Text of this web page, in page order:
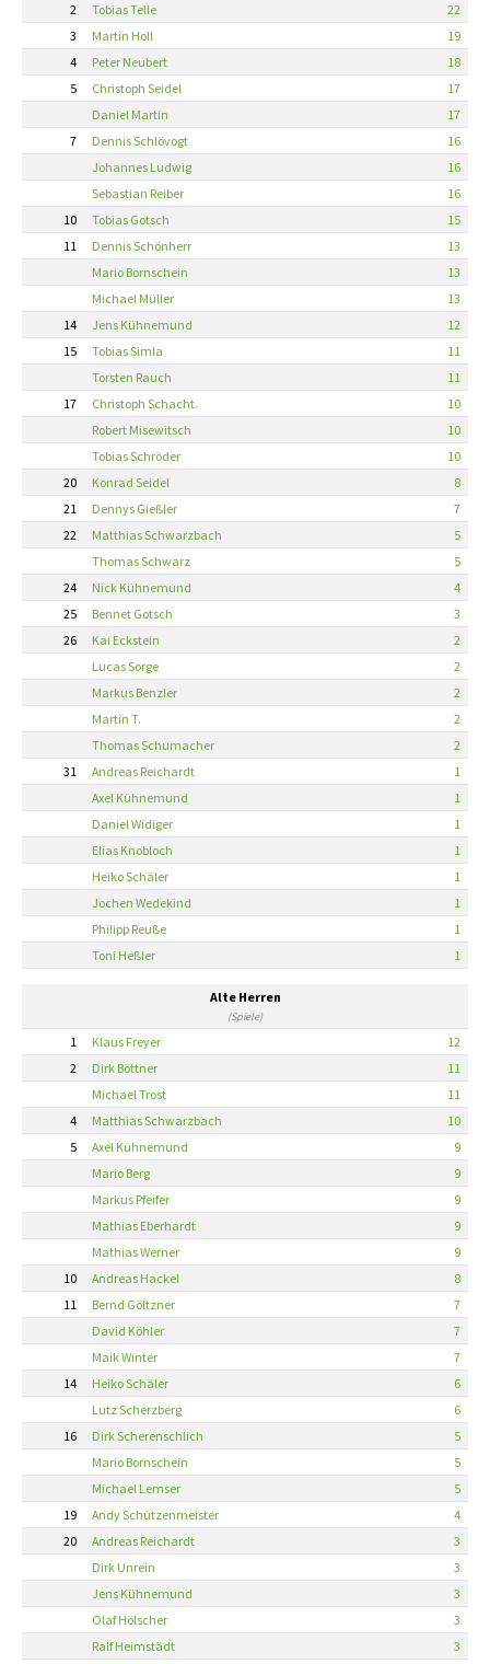
2
Tobias Telle
22
3
Martin Holl
19
4
Peter Neubert
18
5
Christoph Seidel
17
Daniel Martin
17
7
Dennis Schlövogt
16
Johannes Ludwig
16
Sebastian Reiber
16
10
Tobias Gotsch
15
11
Dennis Schönherr
13
Mario Bornschein
13
Michael Müller
13
14
Jens Kühnemund
12
15
Tobias Simla
11
Torsten Rauch
11
17
Christoph Schacht.
10
Robert Misewitsch
10
Tobias Schröder
10
20
Konrad Seidel
8
21
Dennys Gießler
7
22
Matthias Schwarzbach
5
Thomas Schwarz
5
24
Nick Kühnemund
4
25
Bennet Gotsch
3
26
Kai Eckstein
2
Lucas Sorge
2
Markus Benzler
2
Martin T.
2
Thomas Schumacher
2
31
Andreas Reichardt
1
Axel Kühnemund
1
Daniel Widiger
1
Elias Knobloch
1
Heiko Schäler
1
Jochen Wedekind
1
Philipp Reuße
1
Toni Heßler
1
Alte Herren
(Spiele)
1 Klaus Freyer
12
2
Dirk Böttner
11
Michael Trost
11
4
Matthias Schwarzbach
10
5
Axel Kühnemund
9
Mario Berg
9
Markus Pfeifer
9
Mathias Eberhardt
9
Mathias Werner
9
10
Andreas Hackel
8
11
Bernd Göltzner
7
David Köhler
7
Maik Winter
7
14
Heiko Schäler
6
Lutz Scherzberg
6
16
Dirk Scherenschlich
5
Mario Bornschein
5
Michael Lemser
5
19
Andy Schützenmeister
4
20
Andreas Reichardt
3
Dirk Unrein
3
Jens Kühnemund
3
Olaf Hölscher
3
Ralf Heimstädt
3